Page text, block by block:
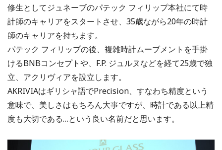
修生としてジュネーブのパテック フィリップ本社にて時
計師のキャリアをスタートさせ、35歳ながら20年の時計
師のキャリアを持ちます。
パテック フィリップの後、複雑時計ムーブメントを手掛
けるBNBコンセプトや、F.P. ジュルヌなどを経て25歳で独
立、アクリヴィアを設立します。
AKRIVIAはギリシャ語でPrecision、すなわち精度という
意味で、美しさはもちろん大事ですが、時計である以上精
度も大切である…という良い名前だと思います。